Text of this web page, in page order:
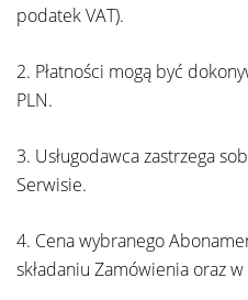
podatek VAT).
2. Płatności mogą być
PLN.
3. Usługodawca zastrzega
Serwisie.
4. Cena wybranego
składaniu Zamówienia oraz